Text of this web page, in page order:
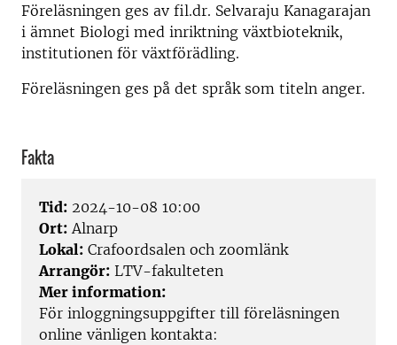
Föreläsningen ges av fil.dr. Selvaraju Kanagarajan
i ämnet Biologi med inriktning växtbioteknik,
institutionen för växtförädling.
Föreläsningen ges på det språk som titeln anger.
Fakta
Tid: 2024-10-08 10:00
Ort: Alnarp
Lokal: Crafoordsalen och zoomlänk
Arrangör: LTV-fakulteten
Mer information:
För inloggningsuppgifter till föreläsningen
online vänligen kontakta: